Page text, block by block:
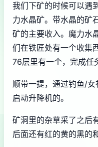
我们下矿的时候可以遇
力水晶矿。带水晶的矿
矿的主要收入。魔力水
们在铁匠处有一个收集
76层里有一个，完成任
顺带一提，通过钓鱼/
启动升降机的。
矿洞里的杂草采了之后
后面还有红的黄的黑的